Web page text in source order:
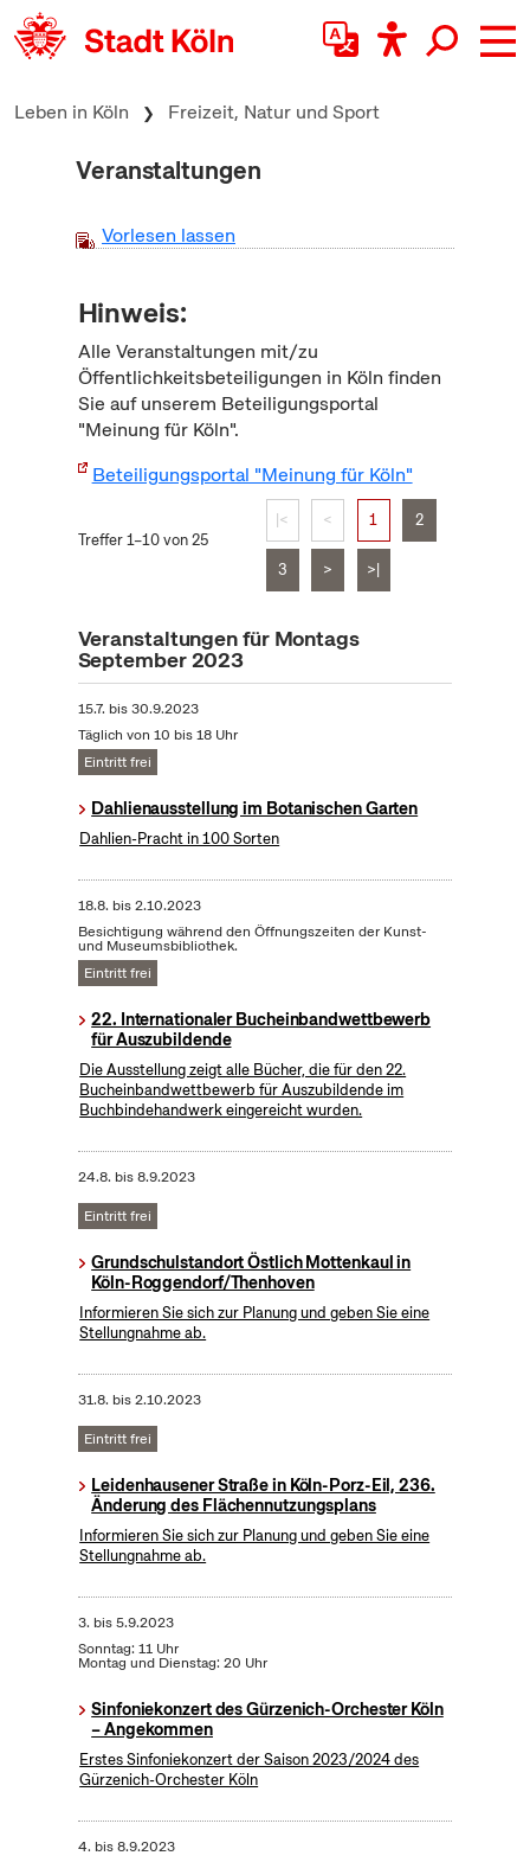
zum Inhalt springen
Leben in Köln Freizeit, Natur und Sport
Veranstaltungen
Vorlesen lassen
Hinweis:
Alle Veranstaltungen mit/zu
Öffentlichkeitsbeteiligungen in Köln finden
Sie auf unserem Beteiligungsportal
"Meinung für Köln".
Beteiligungsportal "Meinung für Köln"
Treffer 1–10 von 25
|< < 1 2
3 > >|
Veranstaltungen für Montags
September 2023
15.7. bis30.9.2023
Täglich von 10 bis 18 Uhr
Eintritt frei
Dahlienausstellung im Botanischen Garten
Dahlien-Pracht in 100 Sorten
18.8. bis2.10.2023
Besichtigung während den Öffnungszeiten der Kunst-
und Museumsbibliothek.
Eintritt frei
22. Internationaler Bucheinbandwettbewerb
für Auszubildende
Die Ausstellung zeigt alle Bücher, die für den 22.
Bucheinbandwettbewerb für Auszubildende im
Buchbindehandwerk eingereicht wurden.
24.8. bis8.9.2023
Eintritt frei
Grundschulstandort Östlich Mottenkaul in
Köln-Roggendorf/Thenhoven
Informieren Sie sich zur Planung und geben Sie eine
Stellungnahme ab.
31.8. bis2.10.2023
Eintritt frei
Leidenhausener Straße in Köln-Porz-Eil, 236.
Änderung des Flächennutzungsplans
Informieren Sie sich zur Planung und geben Sie eine
Stellungnahme ab.
3. bis5.9.2023
Sonntag: 11 Uhr
Montag und Dienstag: 20 Uhr
Sinfoniekonzert des Gürzenich-Orchester Köln
– Angekommen
Erstes Sinfoniekonzert der Saison 2023/2024 des
Gürzenich-Orchester Köln
4. bis8.9.2023